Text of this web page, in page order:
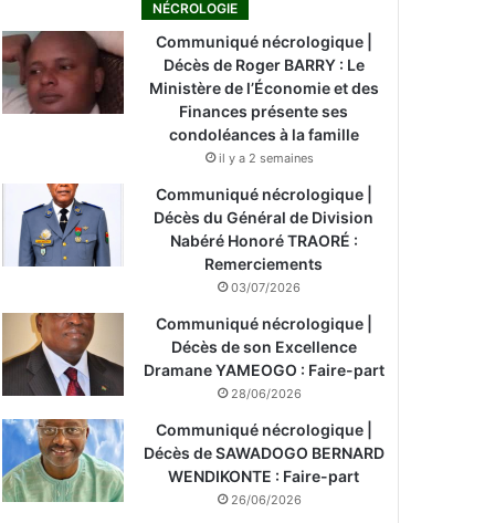
NÉCROLOGIE
Communiqué nécrologique |
Décès de Roger BARRY : Le
Ministère de l’Économie et des
Finances présente ses
condoléances à la famille
il y a 2 semaines
Communiqué nécrologique |
Décès du Général de Division
Nabéré Honoré TRAORÉ :
Remerciements
03/07/2026
Communiqué nécrologique |
Décès de son Excellence
Dramane YAMEOGO : Faire-part
28/06/2026
Communiqué nécrologique |
Décès de SAWADOGO BERNARD
WENDIKONTE : Faire-part
26/06/2026